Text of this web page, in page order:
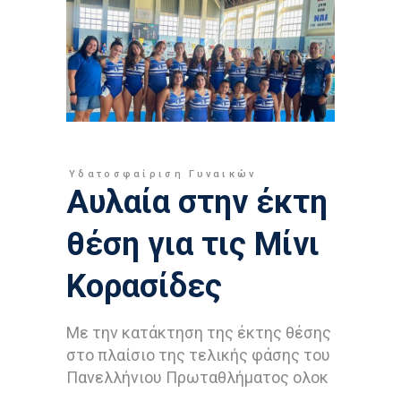
Υδατοσφαίριση Γυναικών
Αυλαία στην έκτη
θέση για τις Μίνι
Κορασίδες
Με την κατάκτηση της έκτης θέσης
στο πλαίσιο της τελικής φάσης του
Πανελλήνιου Πρωταθλήματος ολοκ